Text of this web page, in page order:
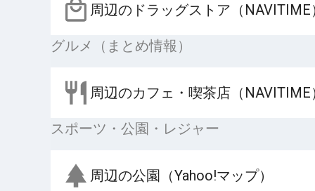
周辺のドラッグストア（NAVITIME
グルメ（まとめ情報）
周辺のカフェ・喫茶店（NAVITIME
スポーツ・公園・レジャー
周辺の公園（Yahoo!マップ）